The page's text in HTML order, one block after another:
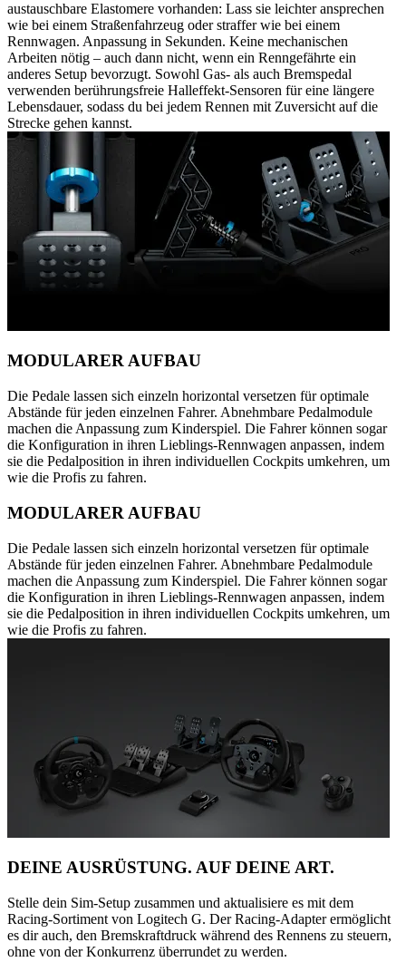
austauschbare Elastomere vorhanden: Lass sie leichter ansprechen
wie bei einem Straßenfahrzeug oder straffer wie bei einem
Rennwagen. Anpassung in Sekunden. Keine mechanischen
Arbeiten nötig – auch dann nicht, wenn ein Renngefährte ein
anderes Setup bevorzugt. Sowohl Gas- als auch Bremspedal
verwenden berührungsfreie Halleffekt-Sensoren für eine längere
Lebensdauer, sodass du bei jedem Rennen mit Zuversicht auf die
Strecke gehen kannst.
MODULARER AUFBAU
Die Pedale lassen sich einzeln horizontal versetzen für optimale
Abstände für jeden einzelnen Fahrer. Abnehmbare Pedalmodule
machen die Anpassung zum Kinderspiel. Die Fahrer können sogar
die Konfiguration in ihren Lieblings-Rennwagen anpassen, indem
sie die Pedalposition in ihren individuellen Cockpits umkehren, um
wie die Profis zu fahren.
MODULARER AUFBAU
Die Pedale lassen sich einzeln horizontal versetzen für optimale
Abstände für jeden einzelnen Fahrer. Abnehmbare Pedalmodule
machen die Anpassung zum Kinderspiel. Die Fahrer können sogar
die Konfiguration in ihren Lieblings-Rennwagen anpassen, indem
sie die Pedalposition in ihren individuellen Cockpits umkehren, um
wie die Profis zu fahren.
DEINE AUSRÜSTUNG. AUF DEINE ART.
Stelle dein Sim-Setup zusammen und aktualisiere es mit dem
Racing-Sortiment von Logitech G. Der Racing-Adapter ermöglicht
es dir auch, den Bremskraftdruck während des Rennens zu steuern,
ohne von der Konkurrenz überrundet zu werden.